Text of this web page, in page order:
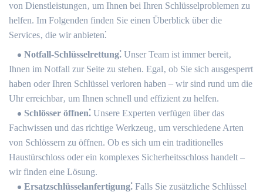
von Dienstleistungen‚ um Ihnen bei Ihren Schlüsselproblemen zu
helfen.​ Im Folgenden finden Sie einen Überblick über die
Services‚ die wir anbieten⁚
Notfall-Schlüsselrettung⁚ Unser Team ist immer bereit‚
Ihnen im Notfall zur Seite zu stehen.​ Egal‚ ob Sie sich ausgesperrt
haben oder Ihren Schlüssel verloren haben – wir sind rund um die
Uhr erreichbar‚ um Ihnen schnell und effizient zu helfen.​
Schlösser öffnen⁚ Unsere Experten verfügen über das
Fachwissen und das richtige Werkzeug‚ um verschiedene Arten
von Schlössern zu öffnen. Ob es sich um ein traditionelles
Haustürschloss oder ein komplexes Sicherheitsschloss handelt –
wir finden eine Lösung.​
Ersatzschlüsselanfertigung⁚ Falls Sie zusätzliche Schlüssel